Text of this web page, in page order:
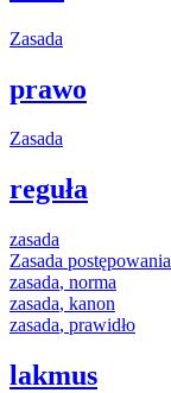
Zasada
prawo
Zasada
reguła
zasada
Zasada postępowania
zasada, norma
zasada, kanon
zasada, prawidło
lakmus